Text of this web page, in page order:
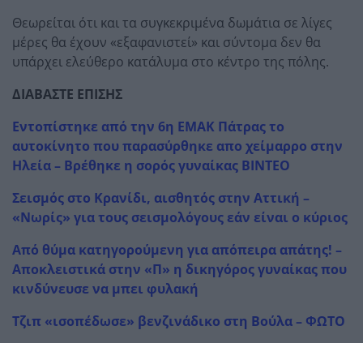
Θεωρείται ότι και τα συγκεκριμένα δωμάτια σε λίγες
μέρες θα έχουν «εξαφανιστεί» και σύντομα δεν θα
υπάρχει ελεύθερο κατάλυμα στο κέντρο της πόλης.
ΔΙΑΒΑΣΤΕ ΕΠΙΣΗΣ
Εντοπίστηκε από την 6η ΕΜΑΚ Πάτρας το
αυτοκίνητο που παρασύρθηκε απο χείμαρρο στην
Ηλεία – Βρέθηκε η σορός γυναίκας ΒΙΝΤΕΟ
Σεισμός στο Κρανίδι, αισθητός στην Αττική –
«Νωρίς» για τους σεισμολόγους εάν είναι ο κύριος
Από θύμα κατηγορούμενη για απόπειρα απάτης! –
Αποκλειστικά στην «Π» η δικηγόρος γυναίκας που
κινδύνευσε να μπει φυλακή
Τζιπ «ισοπέδωσε» βενζινάδικο στη Βούλα – ΦΩΤΟ